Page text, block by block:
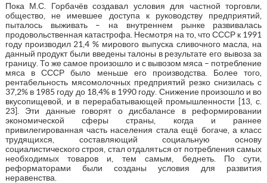
Пока М.С. Горбачёв создавал условия для частной торговли,
общество, не имевшее доступа к руководству предприятий,
пыталось выживать – на внутреннем рынке развивалась
продовольственная катастрофа. Несмотря на то, что СССР к 1991
году производил 21,4 % мирового выпуска сливочного масла, на
данный продукт были введены талоны в результате его вывоза за
границу. То же самое произошло и с вывозом мяса – потребление
мяса в СССР было меньше его производства. Более того,
рентабельность мясомолочных предприятий резко снизилась с
37,2% в 1985 году до 18,4% в 1990 году. Снижение произошло и во
вкусопищевой, и в перерабатывающей промышленности [13, с.
23]. Эти данные говорят о дисбалансе в реформировании
экономической сферы страны, когда и раннее
привилегированная часть населения стала ещё богаче, а класс
трудящихся, составляющий социальную основу
социалистического строя, стал отдаляться от потребления самых
необходимых товаров и, тем самым, беднеть. По сути,
реформаторами были созданы условия для развития
неравенства.